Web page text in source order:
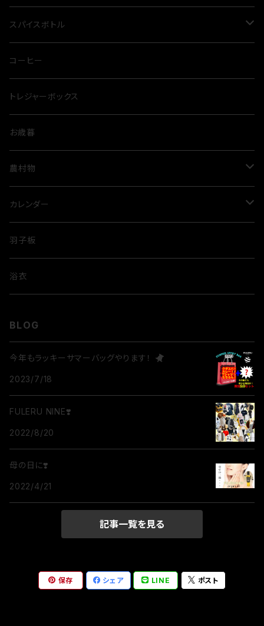
三点セット
クッカー
スカルプケア
ドッグシャンプー
グリーンカレー
スパイスボトル
クダスパ
コーヒー
トレジャーボックス
お歳暮
農村物
ルビートマト
米
カレンダー
歌舞伎
隈取
羽子板
浴衣
BLOG
今年もラッキーサマーバッグやります！
2023/7/18
FULERU NINE❣️
2022/8/20
母の日に❣️
2022/4/21
記事一覧を見る
保存 シェア LINE ポスト